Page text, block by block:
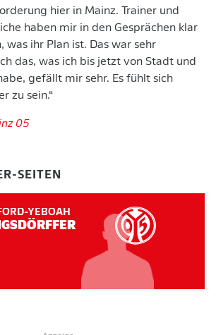
hier in Mainz. Trainer und
haben mir in den Gesprächen klar
was ihr Plan ist. Das war sehr
das, was ich bis jetzt von Stadt und
gefällt mir sehr. Es fühlt sich
zu sein.“
05
SEITEN
YEBOAH